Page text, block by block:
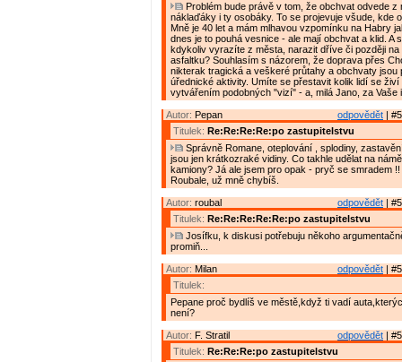
Problém bude právě v tom, že obchvat odvede z
náklaďáky i ty osobáky. To se projevuje všude, kde
Mně je 40 let a mám mlhavou vzpomínku na Habry
dnes je to pouhá vesnice - ale mají obchvat a klid. A
kdykoliv vyrazíte z města, narazit dříve či později
asfaltku? Souhlasím s názorem, že doprava přes
nikterak tragická a veškeré průtahy a obchvaty jsou
úřednické aktivity. Umíte se přestavit kolik lidí se
vytvářením podobných "vizí" - a, milá Jano, za Vaše
odpovědět |
Autor: Pepan
Titulek: Re:Re:Re:Re:po zastupitelstvu
Správně Romane, oteplování , splodiny,
jsou jen krátkozraké vidiny. Co takhle udělat na
kamiony? Já ale jsem pro opak - pryč se smradem
Roubale, už mně chybíš.
odpovědět |
Autor: roubal
Titulek: Re:Re:Re:Re:Re:po zastupitelstvu
Josífku, k diskusi potřebuju někoho
promiň...
odpovědět |
Autor: Milan
Titulek:
Pepane proč bydlíš ve městě,když ti vadí
není?
odpovědět |
Autor: F. Stratil
Titulek: Re:Re:Re:po zastupitelstvu